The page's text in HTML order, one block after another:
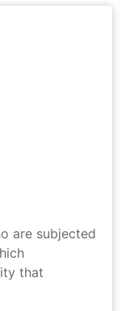
are subjected
that